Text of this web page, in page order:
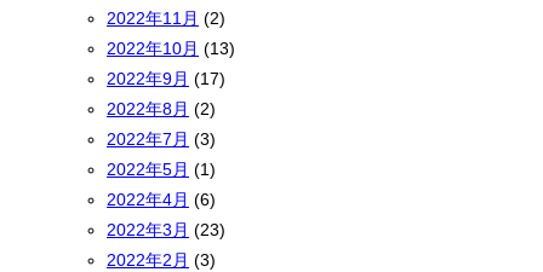
2022年11月 (2)
2022年10月 (13)
2022年9月 (17)
2022年8月 (2)
2022年7月 (3)
2022年5月 (1)
2022年4月 (6)
2022年3月 (23)
2022年2月 (3)